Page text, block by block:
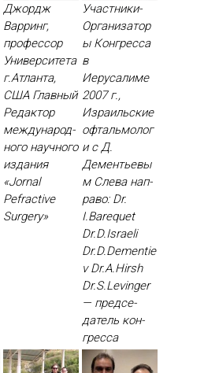
Джордж
Варринг,
профессор
Университета
г.Атланта,
США Глав­ный
Ре­дак­тор
меж­ду­народ­
но­го на­уч­но­го
из­да­ния
«Jornal
Рefractive
Surgery»
Участники-
Организатор
ы Конгресса
в
Иерусалиме
2007 г.,
Израильские
офтальмолог
и с Д.
Дементьевы
м Сле­ва нап­
ра­во: Dr.
I.Barequet
Dr.D.Israeli
Dr.D.Dementie
v Dr.A.Hirsh
Dr.S.Levinger
— пред­се­
датель кон­
грес­са